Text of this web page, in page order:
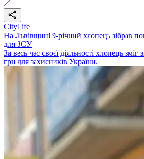
CityLife
На Львівщині 9-річний хлопець зібрав
для ЗСУ
За весь час своєї діяльності хлопець
грн для захисників України.